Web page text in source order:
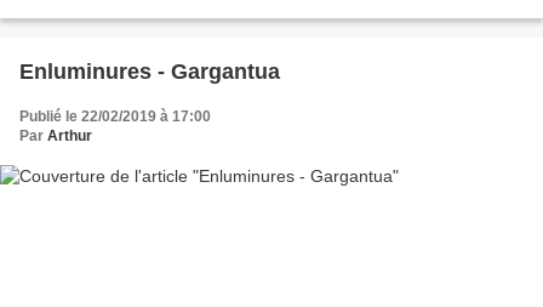
Enluminures - Gargantua
Publié le 22/02/2019 à 17:00
Par Arthur